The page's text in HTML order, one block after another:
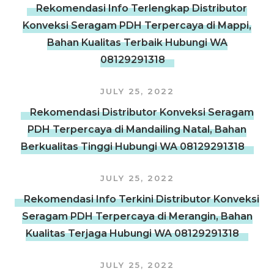
Rekomendasi Info Terlengkap Distributor
Konveksi Seragam PDH Terpercaya di Mappi,
Bahan Kualitas Terbaik Hubungi WA
08129291318
JULY 25, 2022
Rekomendasi Distributor Konveksi Seragam
PDH Terpercaya di Mandailing Natal, Bahan
Berkualitas Tinggi Hubungi WA 08129291318
JULY 25, 2022
Rekomendasi Info Terkini Distributor Konveksi
Seragam PDH Terpercaya di Merangin, Bahan
Kualitas Terjaga Hubungi WA 08129291318
JULY 25, 2022